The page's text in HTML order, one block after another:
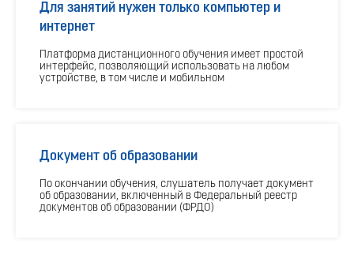
Для занятий нужен только компьютер и
интернет
Платформа дистанционного обучения имеет простой
интерфейс, позволяющий использовать на любом
устройстве, в том числе и мобильном
Документ об образовании
По окончании обучения, слушатель получает документ
об образовании, включенный в Федеральный реестр
документов об образовании (ФРДО)